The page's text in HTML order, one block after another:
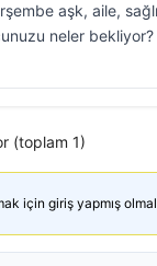
aşk, aile,
neler bekliyor?
(toplam 1)
için giriş yapmış